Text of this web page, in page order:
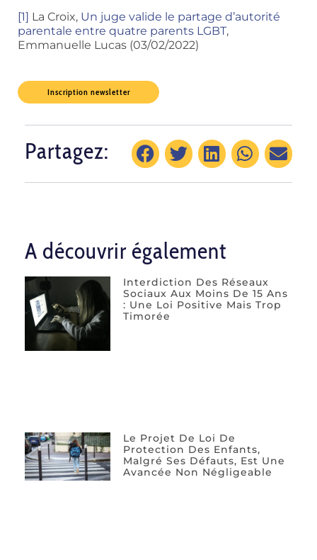
[1] La Croix, Un juge valide le partage d’autorité
parentale entre quatre parents LGBT,
Emmanuelle Lucas (03/02/2022)
Inscription newsletter
Partagez:
A découvrir également
Interdiction Des Réseaux
Sociaux Aux Moins De 15 Ans
: Une Loi Positive Mais Trop
Timorée
Le Projet De Loi De
Protection Des Enfants,
Malgré Ses Défauts, Est Une
Avancée Non Négligeable